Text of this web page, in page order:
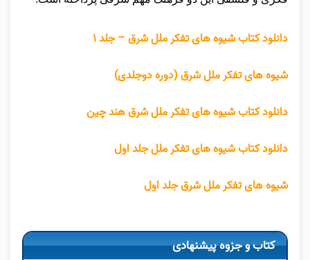
دانلود کتاب شیوه های تفکر ملل شرق – جلد ۱
شیوه های تفکر ملل شرق (دوره دوجلدی)
دانلود کتاب شیوه های تفکر ملل شرق هند چین
دانلود کتاب شیوه های تفکر ملل جلد اول
شیوه های تفکر ملل شرق جلد اول
کتاب و جزوه پیشنهادی